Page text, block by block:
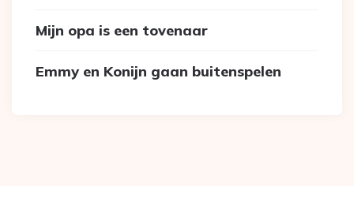
Mijn opa is een tovenaar
Emmy en Konijn gaan buitenspelen